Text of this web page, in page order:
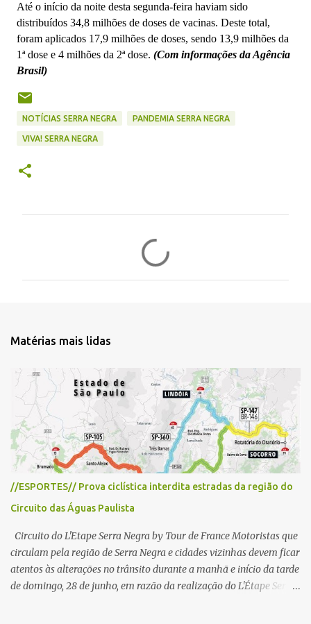
Até o início da noite desta segunda-feira haviam sido
distribuídos 34,8 milhões de doses de vacinas. Deste total,
foram aplicados 17,9 milhões de doses, sendo 13,9 milhões da
1ª dose e 4 milhões da 2ª dose. (Com informações da Agência
Brasil)
NOTÍCIAS SERRA NEGRA PANDEMIA SERRA NEGRA
VIVA! SERRA NEGRA
t
i
o
s
Matérias mais lidas
//ESPORTES// Prova ciclística interdita estradas da região do
Circuito das Águas Paulista
Circuito do L'Etape Serra Negra by Tour de France Motoristas que
circulam pela região de Serra Negra e cidades vizinhas devem ficar
atentos às alterações no trânsito durante a manhã e início da tarde
de domingo, 28 de junho, em razão da realização do L'Étape Serra